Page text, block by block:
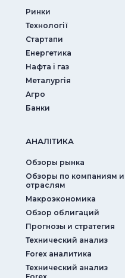
Ринки
Технології
Стартапи
Енергетика
Нафта і газ
Металургія
Агро
Банки
АНАЛIТИКА
Обзоры рынка
Обзоры по компаниям и
отраслям
Макроэкономика
Обзор облигаций
Прогнозы и стратегия
Технический анализ
Forex аналитика
Технический анализ